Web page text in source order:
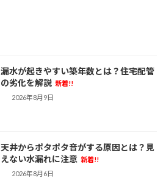
漏水が起きやすい築年数とは？住宅配管
の劣化を解説 新着!!
2026年8月9日
天井からポタポタ音がする原因とは？見
えない水漏れに注意 新着!!
2026年8月6日